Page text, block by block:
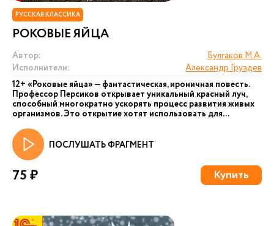
РУССКАЯ КЛАССИКА
РОКОВЫЕ ЯЙЦА
Автор:
Булгаков М.А.
Исполнители:
Александр Груздев
12+ «Роковые яйца» — фантастическая, ироничная повесть.
Профессор Персиков открывает уникальный красный луч,
способный многократно ускорять процесс развития живых
организмов. Это открытие хотят использовать для...
ПОСЛУШАТЬ ФРАГМЕНТ
75 ₽ Купить